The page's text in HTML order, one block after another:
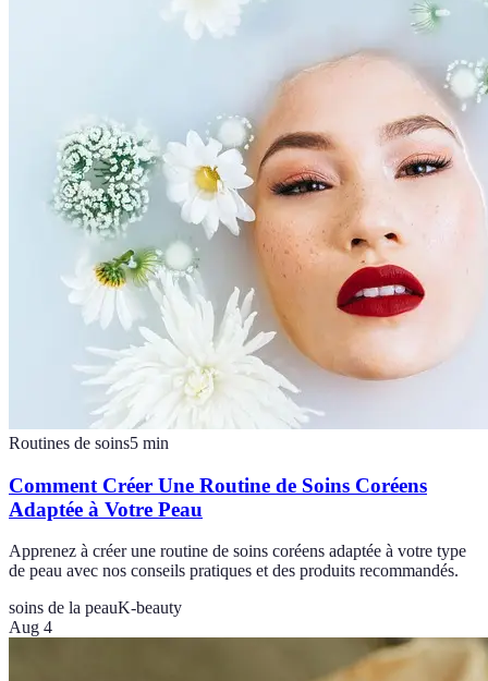
Routines de soins5 min
Comment Créer Une Routine de Soins Coréens
Adaptée à Votre Peau
Apprenez à créer une routine de soins coréens adaptée à votre type
de peau avec nos conseils pratiques et des produits recommandés.
soins de la peauK-beauty
Aug 4